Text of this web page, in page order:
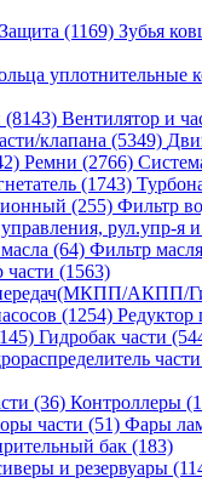
Защита (1169) Зубья
уплотнительные
(8143) Вентилятор и
клапана (5349)
Ремни (2766)
(1743)
(255) Фильтр
рул.упр-я
(64) Фильтр
части (1563)
АКПП/
(1254) Редуктор
Гидробак части
(36) Контроллеры
части (51) Фары
бак (183)
и резервуары